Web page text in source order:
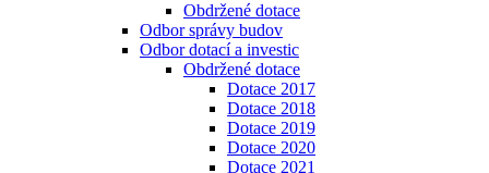
Obdržené dotace
Odbor správy budov
Odbor dotací a investic
Obdržené dotace
Dotace 2017
Dotace 2018
Dotace 2019
Dotace 2020
Dotace 2021